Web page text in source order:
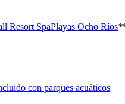
Resort SpaPlayas Ocho Ríos*
con parques acuáticos